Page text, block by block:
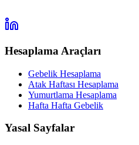
Hesaplama Araçları
Gebelik Hesaplama
Atak Haftası Hesaplama
Yumurtlama Hesaplama
Hafta Hafta Gebelik
Yasal Sayfalar